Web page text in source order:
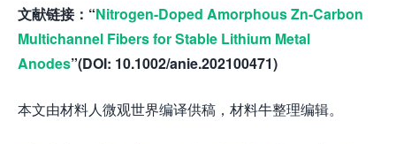
文献链接： “Nitrogen-Doped Amorphous Zn-Carbon
Multichannel Fibers for Stable Lithium Metal
Anodes”(DOI: 10.1002/anie.202100471)
本文由材料人微观世界编译供稿，材料牛整理编辑。